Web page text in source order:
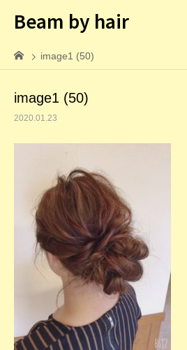
Beam by hair
image1 (50)
image1 (50)
2020.01.23